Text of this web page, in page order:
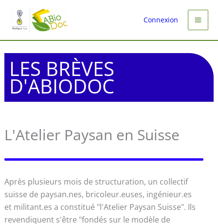
contenu
Connexion
LES BRÈVES
D'ABIODOC
L'Atelier Paysan en Suisse
Après plusieurs mois de structuration, un collectif
suisse de paysan.nes, bricoleur.euses, ingénieur.es
et militant.es a constitué "l'Atelier Paysan Suisse". Ils
revendiquent s'être "fondés sur le modèle de